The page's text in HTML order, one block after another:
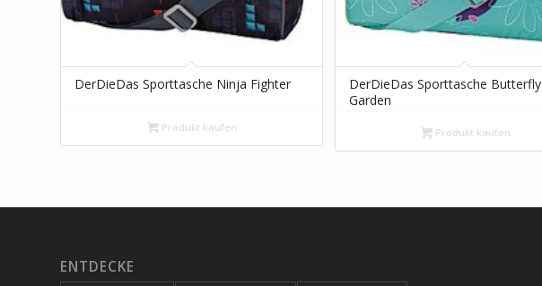
DerDieDas Sporttasche Ninja Fighter
Produkt kaufen
DerDieDas Sporttasche Butterfly
Garden
Produkt kaufen
ENTDECKE